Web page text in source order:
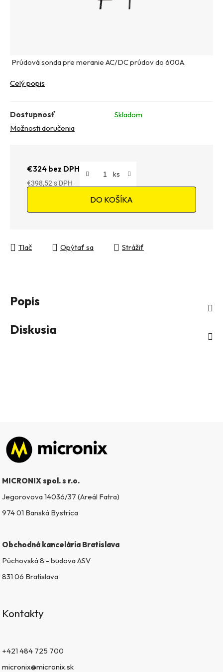
Prúdová sonda pre meranie AC/DC prúdov do 600A.
Celý popis
Dostupnosť
Skladom
Možnosti doručenia
€324 bez DPH
€398,52
DO KOŠÍKA
Tlač Opýtať sa Strážiť
Popis
Diskusia
Zápätie
MICRONIX spol. s r.o.
Jegorovova 14036/37 (Areál Fatra)
974 01 Banská Bystrica
Obchodná kancelária Bratislava
Púchovská 8 - budova ASV
831 06 Bratislava
Kontakty
+421 484 725 700
micronix@micronix.sk